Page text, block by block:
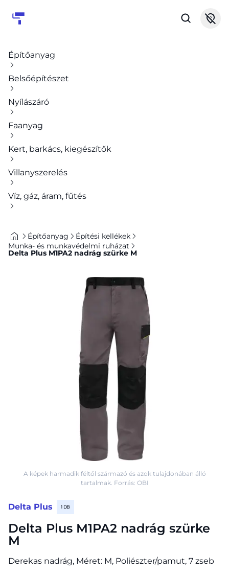
Építőanyag
Belsőépítészet
Nyílászáró
Faanyag
Kert, barkács, kiegészítők
Villanyszerelés
Víz, gáz, áram, fűtés
Építőanyag
Építési kellékek
Munka- és munkavédelmi ruházat
Delta Plus M1PA2 nadrág szürke M
Delta Plus 1 DB
Delta Plus M1PA2 nadrág szürke
M
Derekas nadrág, Méret: M, Poliészter/pamut, 7 zseb
A képek harmadik féltől származó és azok tulajdonában álló
tartalmak. Forrás: OBI